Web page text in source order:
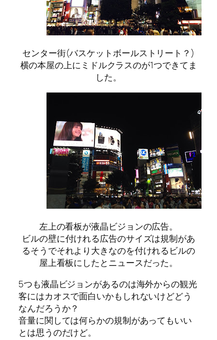
センター街(バスケットボールストリート？)
横の本屋の上にミドルクラスのが1つできてま
した。
左上の看板が液晶ビジョンの広告。
ビルの壁に付けれる広告のサイズは規制があ
るそうでそれより大きなのを付けれるビルの
屋上看板にしたとニュースだった。
5つも液晶ビジョンがあるのは海外からの観光
客にはカオスで面白いかもしれないけどどう
なんだろうか？
音量に関しては何らかの規制があってもいい
とは思うのだけど。